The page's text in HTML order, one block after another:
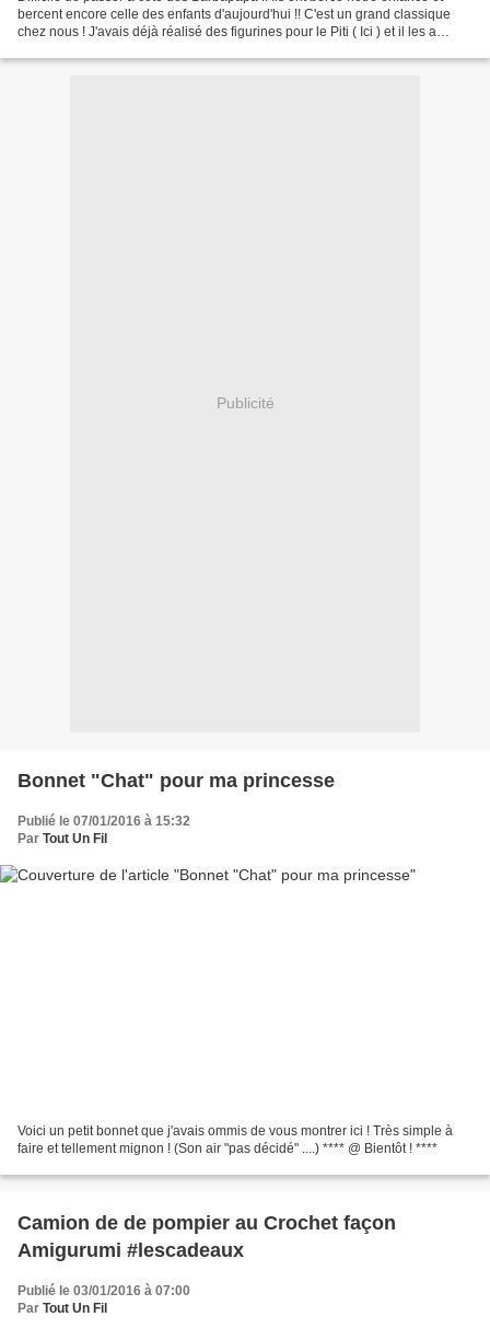
bercent encore celle des enfants d'aujourd'hui !! C'est un grand classique
chez nous ! J'avais déjà réalisé des figurines pour le Piti ( Ici ) et il les a
Publicité
Bonnet "Chat" pour ma princesse
Publié le 07/01/2016 à 15:32
Par Tout Un Fil
Voici un petit bonnet que j'avais ommis de vous montrer ici ! Très simple à
faire et tellement mignon ! (Son air "pas décidé" ....) **** @ Bientôt ! ****
Camion de de pompier au Crochet façon
Amigurumi #lescadeaux
Publié le 03/01/2016 à 07:00
Par Tout Un Fil